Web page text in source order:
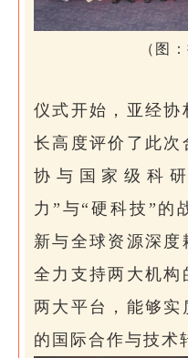
（图
仪式开始，亚经协
长高度评价了此次
协与国家级科
力”与“硬科技”的
新与全球资源深
全力支持两大机构
两大平台，能够实
的国际合作与技术